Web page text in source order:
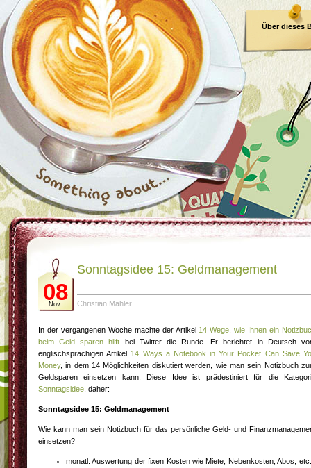
Über dieses
08
Nov.
Sonntagsidee 15: Geldmanagement
Christian Mähler
In der vergangenen Woche machte der Artikel 14 Wege, wie Ihnen ein
beim Geld sparen hilft bei Twitter die Runde. Er berichtet in Deutsch
englischsprachigen Artikel 14 Ways a Notebook in Your Pocket Can Save
Money, in dem 14 Möglichkeiten diskutiert werden, wie man sein Notizbuch
Geldsparen einsetzen kann. Diese Idee ist prädestiniert für die
Sonntagsidee , daher:
Sonntagsidee 15: Geldmanagement
Wie kann man sein Notizbuch für das persönliche Geld- und
einsetzen?
monatl. Auswertung der fixen Kosten wie Miete, Nebenkosten, Abos,